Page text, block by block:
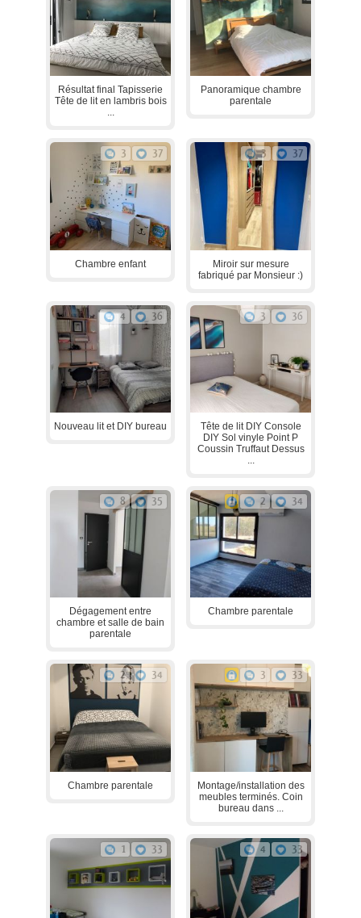
Résultat final Tapisserie
Tête de lit en lambris bois
...
Panoramique chambre
parentale
3 37
Chambre enfant
3 37
Miroir sur mesure
fabriqué par Monsieur :)
4 36
Nouveau lit et DIY bureau
3 36
Tête de lit DIY Console
DIY Sol vinyle Point P
Coussin Truffaut Dessus
...
8 35
Dégagement entre
chambre et salle de bain
parentale
2 34
Chambre parentale
2 34
Chambre parentale
3 33
Montage/installation des
meubles terminés. Coin
bureau dans ...
1 33 4 33